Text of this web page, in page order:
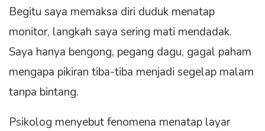
Begitu saya memaksa diri duduk menatap
monitor, langkah saya sering mati mendadak.
Saya hanya bengong, pegang dagu, gagal paham
mengapa pikiran tiba-tiba menjadi segelap malam
tanpa bintang.
Psikolog menyebut fenomena menatap layar